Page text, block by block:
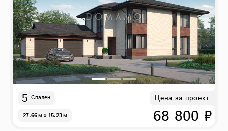
5 Спален
27.66м x 15.23м
Цена за проект
68 800 ₽